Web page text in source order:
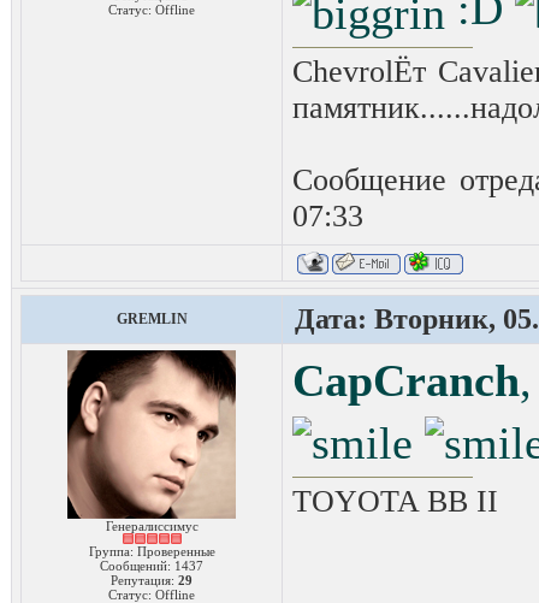
Статус: Offline
ChevrolЁт
Сообщение
07:33
GREMLIN Дата: Вторник,
Генералиссимус
Группа: Проверенные
Сообщений: 1437
Репутация: 29
Статус: Offline
CapCranch
TOYOTA ВВ II